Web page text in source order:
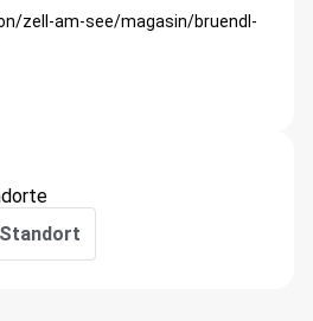
zell-am-see/magasin/bruendl-